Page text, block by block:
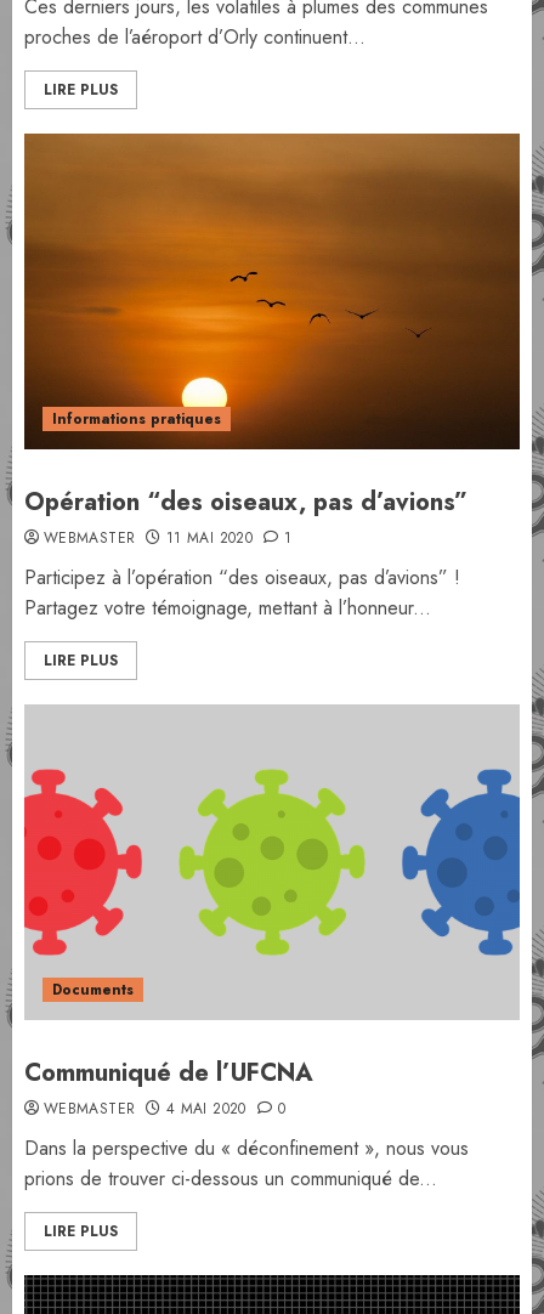
Ces derniers jours, les volatiles à plumes des communes
proches de l’aéroport d’Orly continuent...
LIRE PLUS
Informations pratiques
Opération “des oiseaux, pas d’avions”
WEBMASTER 11 MAI 2020 1
Participez à l’opération “des oiseaux, pas d’avions” !
Partagez votre témoignage, mettant à l’honneur...
LIRE PLUS
Documents
Communiqué de l’UFCNA
WEBMASTER 4 MAI 2020 0
Dans la perspective du « déconfinement », nous vous
prions de trouver ci-dessous un communiqué de...
LIRE PLUS